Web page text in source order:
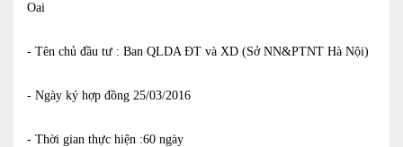
Cho thuê máy móc thiết bị
Oai
- Tên chủ đầu tư : Ban QLDA ĐT và XD (Sở NN&PTNT Hà Nội)
- Ngày ký hợp đồng 25/03/2016
- Thời gian thực hiện :60 ngày